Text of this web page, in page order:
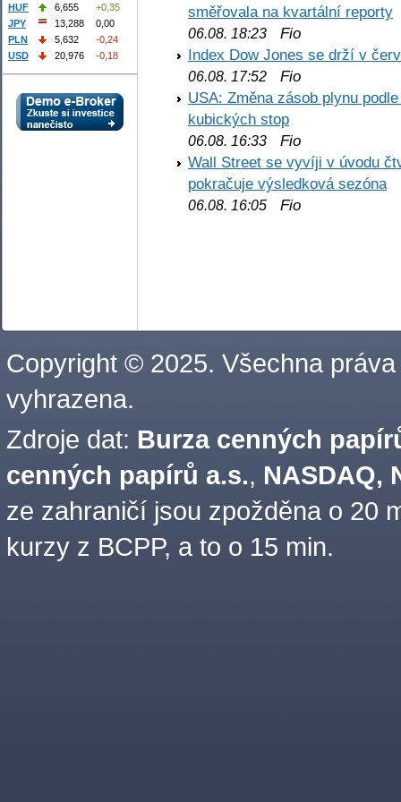
směřovala na kvartální reporty
06.08. 18:23 Fio
Index Dow Jones se drží v
06.08. 17:52 Fio
USA: Změna zásob plynu
kubických stop
06.08. 16:33 Fio
Wall Street se vyvíji v úvodu
pokračuje výsledková sezóna
06.08. 16:05 Fio
HUF
6,655
+0,35
JPY
13,288
0,00
PLN
5,632
-0,24
USD
20,976 -0,18
Copyright © 2025. Všechna práva
vyhrazena.
Zdroje dat: Burza cenných
cenných papírů a.s., NASDAQ,
ze zahraničí jsou zpožděna o 20
kurzy z BCPP, a to o 15 min.